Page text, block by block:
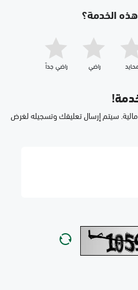
الخدمة؟
راضي راضي جداّ
سيتم إرسال تعليقك وتسجيله لغرض